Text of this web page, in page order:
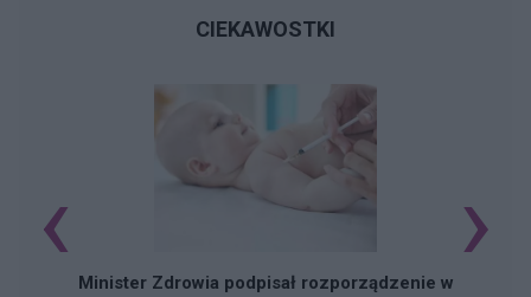
CIEKAWOSTKI
Minister Zdrowia podpisał rozporządzenie w
‹ ›